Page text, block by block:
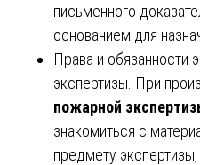
письменного
основанием для
Права и обязанности
экспертизы. При
пожарной
знакомиться с
предмету экспертизы,